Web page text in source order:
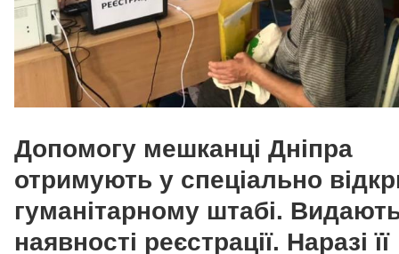
Допомогу мешканці Дніпра
отримують у спеціально
гуманітарному штабі. Видають
наявності реєстрації. Наразі її